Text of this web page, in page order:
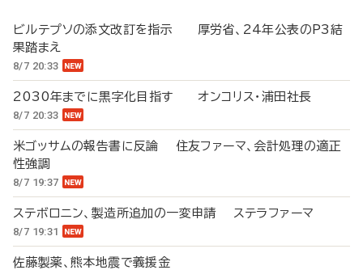
ビルテプソの添文改訂を指示 厚労省、24年公表のP3結
果踏まえ
8/7 20:33
2030年までに黒字化目指す オンコリス・浦田社長
8/7 20:33
米ゴッサムの報告書に反論 住友ファーマ、会計処理の適正
性強調
8/7 19:37
ステボロニン、製造所追加の一変申請 ステラファーマ
8/7 19:31
佐藤製薬、熊本地震で義援金